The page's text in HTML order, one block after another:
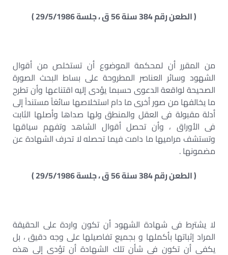
( الطعن رقم 384 سنة 56 ق ، جلسة 29/5/1986 )
من المقرر أن لمحكمة الموضوع أن تستخلص من أقوال
الشهود وسائر العناصر المطروحة على بساط البحث الصورة
الصحيحة لواقعة الدعوى حسبما يؤدى إليه اقتناعها وأن تطرح
ما يخالفها من صور أخرى ما دام استخلاصها سائغاً مستنداً إلى
أدلة مقبولة فى العقل والمنطق ولها صداها وأصلها الثابت
فى الأوراق ، وأن تحصل أقوال الشاهد وتفهم سياقها
وتستشف مراميها ما دامت فيما تحصله لا تحرف الشهادة عن
مضمونها .
( الطعن رقم 384 سنة 56 ق ، جلسة 29/5/1986 )
لا يشترط فى شهادة الشهود أن تكون واردة على الحقيقة
المراد إثباتها بأكملها و بجميع تفاصيلها على وجه دقيق ، بل
يكفى أن تكون فى شأن تلك الشهادة أن تؤدى إلى هذه